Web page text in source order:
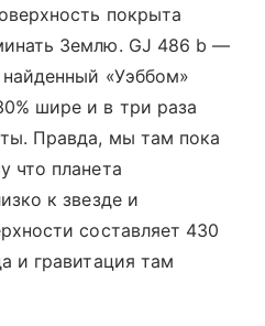
покрыта
Землю. GJ 486 b —
«Уэббом»
шире и в три раза
Правда, мы там пока
что планета
к звезде и
составляет 430
и гравитация там